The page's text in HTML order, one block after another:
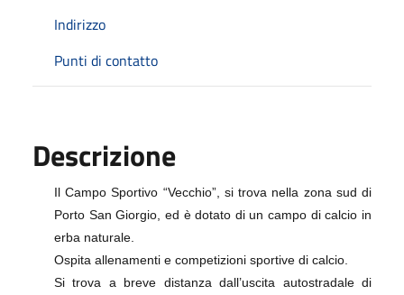
Indirizzo
Punti di contatto
Descrizione
Il Campo Sportivo “Vecchio”, si trova nella zona sud di
Porto San Giorgio, ed è dotato di un campo di calcio in
erba naturale.
Ospita allenamenti e competizioni sportive di calcio.
Si trova a breve distanza dall’uscita autostradale di